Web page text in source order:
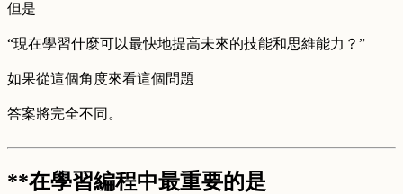
但是
“現在學習什麼可以最快地提高未來的技能和思維能力？”
如果從這個角度來看這個問題
答案將完全不同。
**在學習編程中最重要的是